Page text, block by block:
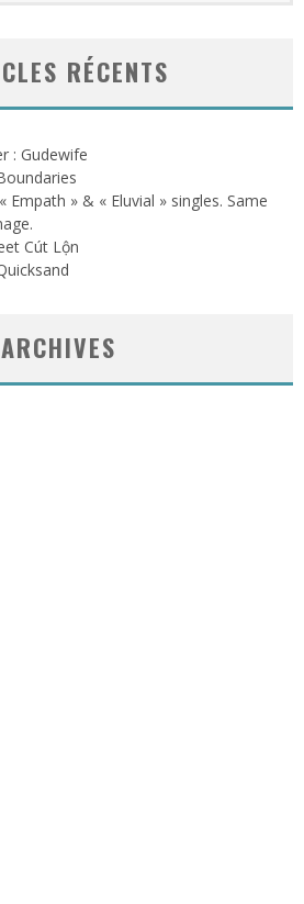
RÉCENTS
: Gudewife
Empath » & « Eluvial » singles. Same
Cút Lộn
ARCHIVES